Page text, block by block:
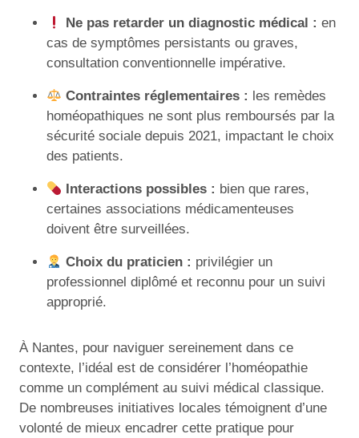
Ne pas retarder un diagnostic médical : en
cas de symptômes persistants ou graves,
consultation conventionnelle impérative.
Contraintes réglementaires : les remèdes
homéopathiques ne sont plus remboursés par la
sécurité sociale depuis 2021, impactant le choix
des patients.
Interactions possibles : bien que rares,
certaines associations médicamenteuses
doivent être surveillées.
Choix du praticien : privilégier un
professionnel diplômé et reconnu pour un suivi
approprié.
À Nantes, pour naviguer sereinement dans ce
contexte, l’idéal est de considérer l’homéopathie
comme un complément au suivi médical classique.
De nombreuses initiatives locales témoignent d’une
volonté de mieux encadrer cette pratique pour